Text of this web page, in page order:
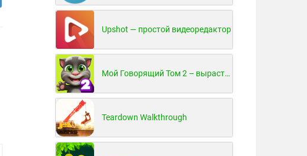
Upshot — простой видеоредактор
Мой Говорящий Том 2 – вырасти и воспитай своего котенка
Teardown Walkthrough